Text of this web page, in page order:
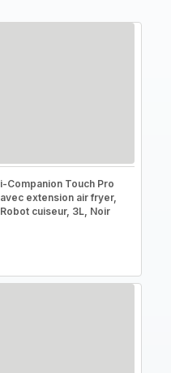
i-Companion Touch Pro
avec extension air fryer,
Robot cuiseur, 3L, Noir